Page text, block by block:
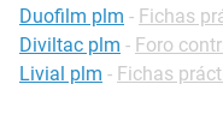
Duofilm plm - Fichas
Diviltac plm - Foro
Livial plm - Fichas